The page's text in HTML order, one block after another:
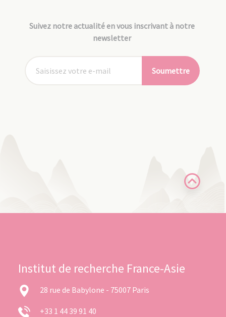
Suivez notre actualité en vous inscrivant à notre
newsletter
Soumettre
Institut de recherche France-Asie
28 rue de Babylone - 75007 Paris
+33 1 44 39 91 40